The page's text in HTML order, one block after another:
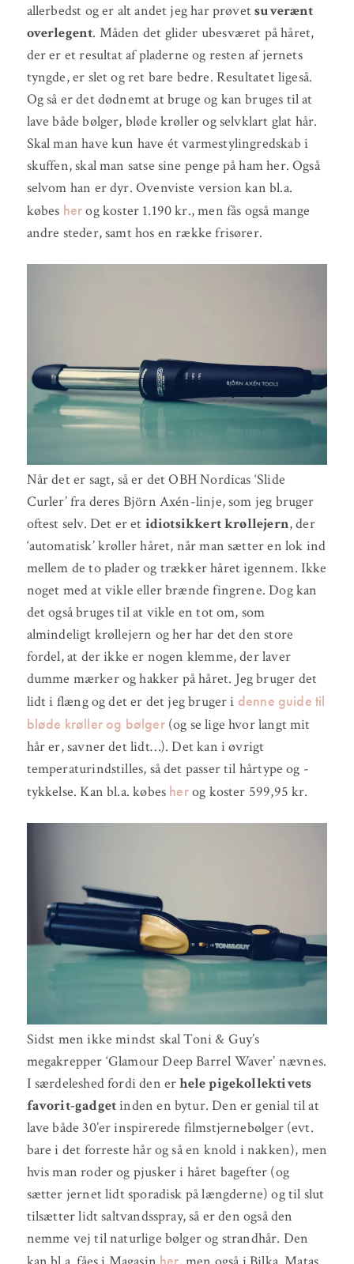
allerbedst og er alt andet jeg har prøvetsuverænt
overlegent. Måden det glider ubesværet på håret,
der er et resultat af pladerne og resten af jernets
tyngde, er slet og ret bare bedre. Resultatet ligeså.
Og så er det dødnemt at bruge og kan bruges til at
lave både bølger, bløde krøller og selvklart glat hår.
Skal man have kun have ét varmestylingredskab i
skuffen, skal man satse sine penge på ham her. Også
selvom han er dyr. Ovenviste version kan bl.a.
købes herog koster 1.190 kr., men fås også mange
andre steder, samt hos en række frisører.
Når det er sagt, så er det OBH Nordicas ‘Slide
Curler’ fra deres Björn Axén-linje, som jeg bruger
oftest selv. Det er et idiotsikkert krøllejern, der
‘automatisk’ krøller håret, når man sætter en lok ind
mellem de to plader og trækker håret igennem. Ikke
noget med at vikle eller brænde fingrene. Dog kan
det også bruges til at vikle en tot om, som
almindeligt krøllejern og her har det den store
fordel, at der ikke er nogen klemme, der laver
dumme mærker og hakker på håret. Jeg bruger det
lidt i flæng og det er det jeg bruger i denne guide til
bløde krøller og bølger(og se lige hvor langt mit
hår er, savner det lidt…). Det kan i øvrigt
temperaturindstilles, så det passer til hårtype og -
tykkelse. Kan bl.a. købes herog koster 599,95 kr.
Sidst men ikke mindst skal Toni & Guy’s
megakrepper ‘Glamour Deep Barrel Waver’ nævnes.
I særdeleshed fordi den erhele pigekollektivets
favorit-gadgetinden en bytur. Den er genial til at
lave både 30’er inspirerede filmstjernebølger (evt.
bare i det forreste hår og så en knold i nakken), men
hvis man roder og pjusker i håret bagefter (og
sætter jernet lidt sporadisk på længderne) og til slut
tilsætter lidt saltvandsspray, så er den også den
nemme vej til naturlige bølger og strandhår. Den
her